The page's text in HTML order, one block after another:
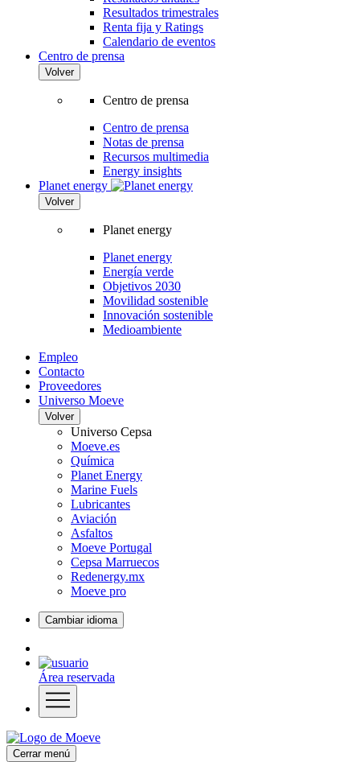
Resultados trimestrales
Renta fija y Ratings
Calendario de eventos
Centro de prensa
Volver
Centro de prensa
Centro de prensa
Notas de prensa
Recursos multimedia
Energy insights
Planet energy
Volver
Planet energy
Planet energy
Energía verde
Objetivos 2030
Movilidad sostenible
Innovación sostenible
Medioambiente
Empleo
Contacto
Proveedores
Universo Moeve
Volver
Universo Cepsa
Moeve.es
Química
Planet Energy
Marine Fuels
Lubricantes
Aviación
Asfaltos
Moeve Portugal
Cepsa Marruecos
Redenergy.mx
Moeve pro
Cambiar idioma
Área reservada
Cerrar menú